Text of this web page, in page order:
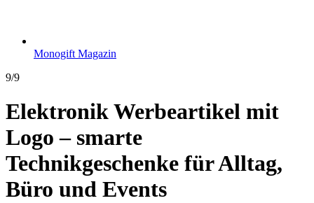
Monogift Magazin
9/9
Elektronik Werbeartikel mit
Logo – smarte
Technikgeschenke für Alltag,
Büro und Events